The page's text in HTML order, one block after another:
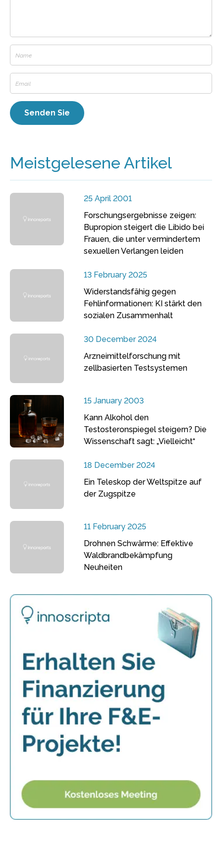
Meistgelesene Artikel
25 April 2001
Forschungsergebnisse zeigen:
Bupropion steigert die Libido bei
Frauen, die unter vermindertem
sexuellen Verlangen leiden
13 February 2025
Widerstandsfähig gegen
Fehlinformationen: KI stärkt den
sozialen Zusammenhalt
30 December 2024
Arzneimittelforschung mit
zellbasierten Testsystemen
15 January 2003
Kann Alkohol den
Testosteronspiegel steigern? Die
Wissenschaft sagt: „Vielleicht“
18 December 2024
Ein Teleskop der Weltspitze auf
der Zugspitze
11 February 2025
Drohnen Schwärme: Effektive
Waldbrandbekämpfung
Neuheiten